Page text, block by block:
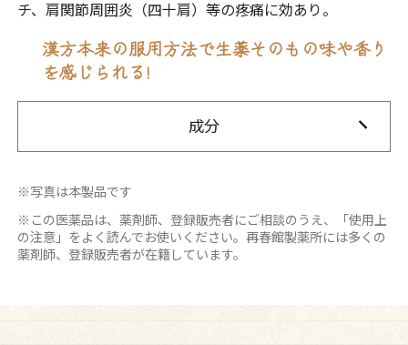
チ、肩関節周囲炎（四十肩）等の疼痛に効あり。
漢方本来の服用方法で生薬そのもの味や香り
を感じられる!
成分
※写真は本製品です
※この医薬品は、薬剤師、登録販売者にご相談のうえ、「使用上
の注意」をよく読んでお使いください。再春館製薬所には多くの
薬剤師、登録販売者が在籍しています。